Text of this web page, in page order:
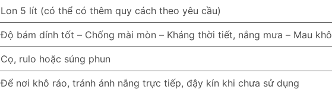
Lon 5 lít (có thể có thêm quy cách theo yêu cầu)
Độ bám dính tốt – Chống mài mòn – Kháng thời tiết, nắng mưa – Mau khô
Cọ, rulo hoặc súng phun
Để nơi khô ráo, tránh ánh nắng trực tiếp, đậy kín khi chưa sử dụng